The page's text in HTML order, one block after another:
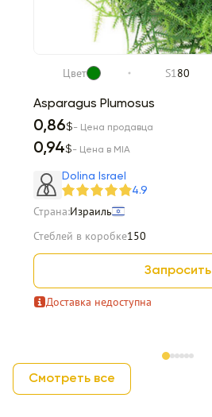
Цвет S180
Asparagus Plumosus
0,86$- Цена продавца
0,94$- Цена в MIA
Dolina Israel
4.9
Страна:Израиль
Стеблей в коробке150
Запросить
Доставка недоступна
Item 1 of 6
Смотреть все